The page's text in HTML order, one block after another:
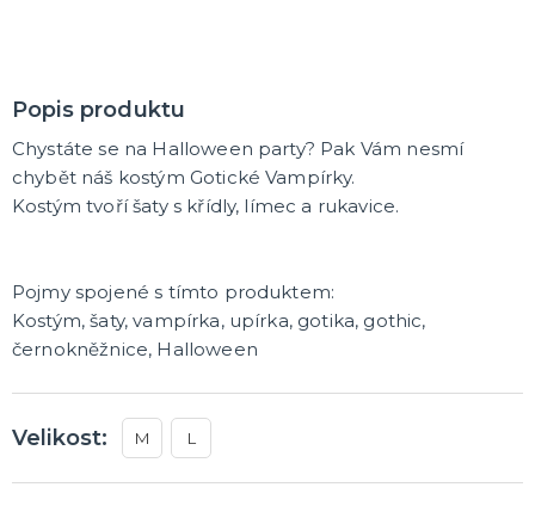
Popis produktu
Chystáte se na Halloween party? Pak Vám nesmí
chybět náš kostým Gotické Vampírky.
Kostým tvoří šaty s křídly, límec a rukavice.
Pojmy spojené s tímto produktem:
Kostým, šaty, vampírka, upírka, gotika, gothic,
černokněžnice, Halloween
Velikost: M L